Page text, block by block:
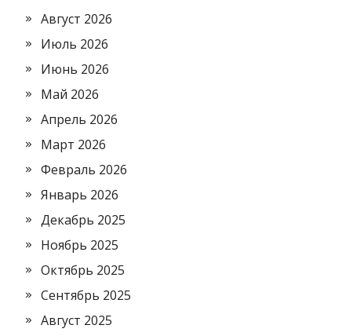
Август 2026
Июль 2026
Июнь 2026
Май 2026
Апрель 2026
Март 2026
Февраль 2026
Январь 2026
Декабрь 2025
Ноябрь 2025
Октябрь 2025
Сентябрь 2025
Август 2025